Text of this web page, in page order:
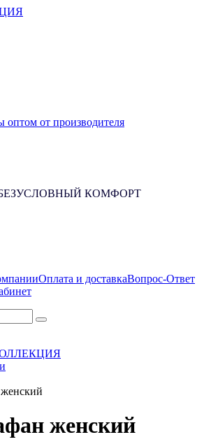
КОМФОРТ
Оплата и доставкаВопрос-Ответ
женский